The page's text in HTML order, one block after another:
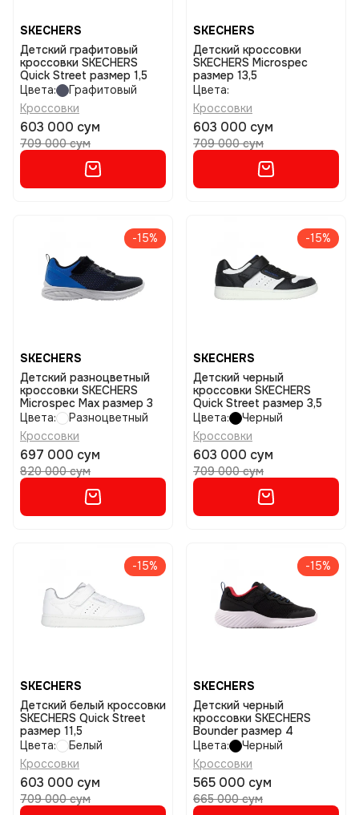
SKECHERS
Детский графитовый
кроссовки SKECHERS
Quick Street размер 1,5
Цвета:
Графитовый
Кроссовки
603 000 сум
709 000 сум
SKECHERS
Детский кроссовки
SKECHERS Microspec
размер 13,5
Цвета:
Кроссовки
603 000 сум
709 000 сум
-15%
SKECHERS
Детский разноцветный
кроссовки SKECHERS
Microspec Max размер 3
Цвета:
Разноцветный
Кроссовки
697 000 сум
820 000 сум
-15%
SKECHERS
Детский черный
кроссовки SKECHERS
Quick Street размер 3,5
Цвета:
Черный
Кроссовки
603 000 сум
709 000 сум
-15%
SKECHERS
Детский белый кроссовки
SKECHERS Quick Street
размер 11,5
Цвета:
Белый
Кроссовки
603 000 сум
709 000 сум
-15%
SKECHERS
Детский черный
кроссовки SKECHERS
Bounder размер 4
Цвета:
Черный
Кроссовки
565 000 сум
665 000 сум